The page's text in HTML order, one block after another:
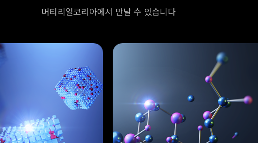
머티리얼코리아에서 만날 수 있습니다